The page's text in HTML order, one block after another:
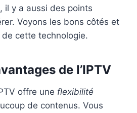
il y a aussi des points
Voyons les bons côtés et
cette technologie.
de l’IPTV
offre une flexibilité
de contenus. Vous